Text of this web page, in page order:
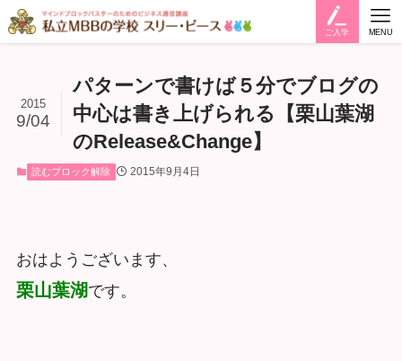
ご入学 MENU
パターンで書けば５分でブログの
中心は書き上げられる【栗山葉湖
のRelease&Change】
2015
9/04
読むブロック解除 2015年9月4日
おはようございます、
栗山葉湖です。